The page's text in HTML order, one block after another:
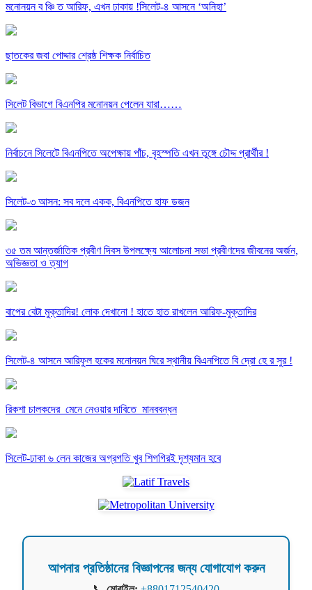
মনোনয়ন ব ঞ্চি ত আরিফ, এখন ঢাকায় !সিলেট-৪ আসনে ‘অনিহা’
ছাতকের জবা পোদ্দার শ্রেষ্ঠ শিক্ষক নির্বাচিত
সিলেট বিভাগে বিএনপির মনোনয়ন পেলেন যারা……
নির্বাচনে সিলেটে বিএনপিতে অপেক্ষায় পাঁচ, বৃহস্পতি এখন তুঙ্গে চৌদ্দ প্রার্থীর !
সিলেট-৩ আসন: সব দলে একক, বিএনপিতে হাফ ডজন
৩৫ তম আন্তর্জাতিক প্রবীণ দিবস উপলক্ষ্যে আলোচনা সভা প্রবীণদের জীবনের অর্জন,
অভিজ্ঞতা ও ত্যাগ
বাপের বেটা মুক্তাদির! লোক দেখানো ! হাতে হাত রাখলেন আরিফ-মুক্তাদির
সিলেট-৪ আসনে আরিফুল হকের মনোনয়ন ঘিরে স্থানীয় বিএনপিতে বি দ্রো হে র সুর !
রিকশা চালকদের মেনে নেওয়ার দাবিতে মানববন্ধন
সিলেট-ঢাকা ৬ লেন কাজের অগ্রগতি খুব শিগগিরই দৃশ্যমান হবে
আপনার প্রতিষ্ঠানের বিজ্ঞাপনের জন্য যোগাযোগ করুন